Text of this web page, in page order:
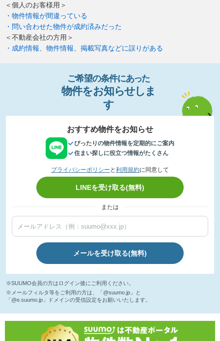
＜個人のお客様用＞
・物件情報が間違っている
・問い合わせた物件が成約済みだった
＜不動産会社の方用＞
・成約情報、物件情報、掲載写真などに誤りがある
ご希望の条件にあった
物件をお知らせし ま
す
おすすめ物件をお知らせ
ぴったりの物件情報を定期的にご案内
住まい探しに役立つ情報がたくさん
プライバシーポリシー と 利用規約に同意して
LINEを受け取る(無料)
または
メールを受け取る(無料)
※SUUMO会員の方はログイン後にご利用ください。
※メールフィルタ等をご利用の方は、「@suumo.jp」と
「@e.suumo.jp」ドメインの受信設定をお願いいたします。